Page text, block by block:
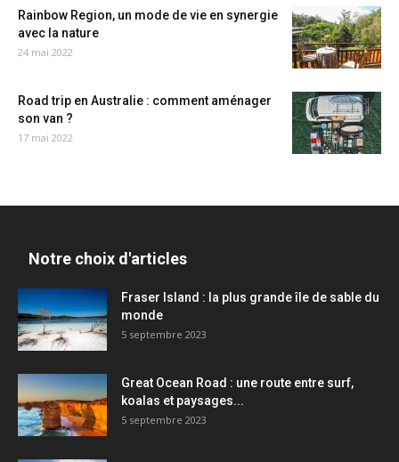
Rainbow Region, un mode de vie en synergie
avec la nature
24 mai 2022
Road trip en Australie : comment aménager
son van ?
17 mai 2022
Notre choix d'articles
Fraser Island : la plus grande île de sable du
monde
5 septembre 2023
Great Ocean Road : une route entre surf,
koalas et paysages...
5 septembre 2023